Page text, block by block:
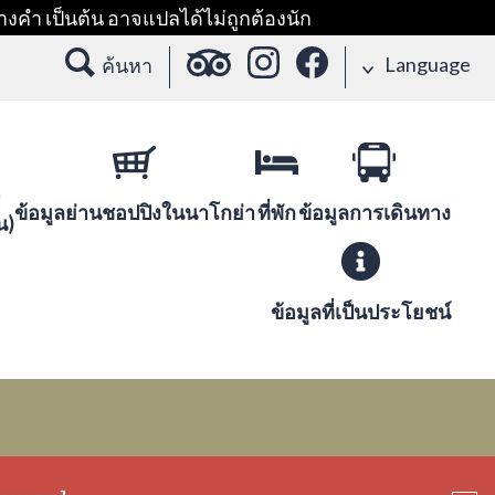
งคำ เป็นต้น อาจแปลได้ไม่ถูกต้องนัก
ค้นหา Language
)ข้อมูลย่านชอปปิงในนาโกย่าที่พักข้อมูลการเดินทาง
ข้อมูลที่เป็นประโยชน์